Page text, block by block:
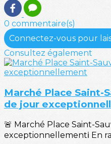
0 commentaire(s)
Connectez-vous pour
Consultez également
Marché Place Saint-
de jour
🚨 Marché Place Saint-
exceptionnellementℹ️ En